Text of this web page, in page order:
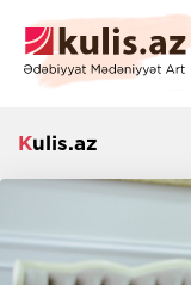
Kulis.az